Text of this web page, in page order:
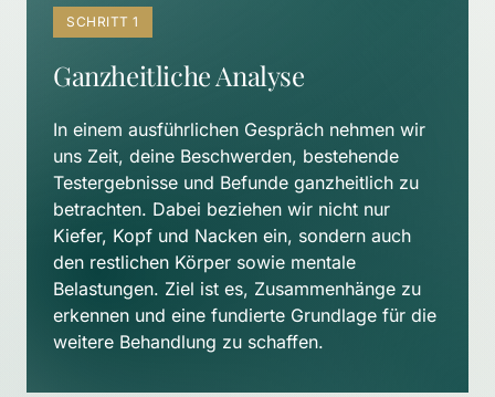
SCHRITT 1
Ganzheitliche Analyse
In einem ausführlichen Gespräch nehmen wir
uns Zeit, deine Beschwerden, bestehende
Testergebnisse und Befunde ganzheitlich zu
betrachten. Dabei beziehen wir nicht nur
Kiefer, Kopf und Nacken ein, sondern auch
den restlichen Körper sowie mentale
Belastungen. Ziel ist es, Zusammenhänge zu
erkennen und eine fundierte Grundlage für die
weitere Behandlung zu schaffen.